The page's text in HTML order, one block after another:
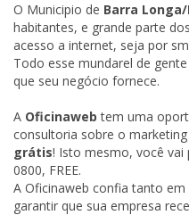
O Municipio de Barra Longa/
habitantes, e grande parte
acesso a internet, seja por
Todo esse mundarel de
que seu negócio fornece.
A Oficinaweb tem uma
consultoria sobre o
grátis! Isto mesmo, você vai
0800, FREE.
A Oficinaweb confia tanto
garantir que sua empresa